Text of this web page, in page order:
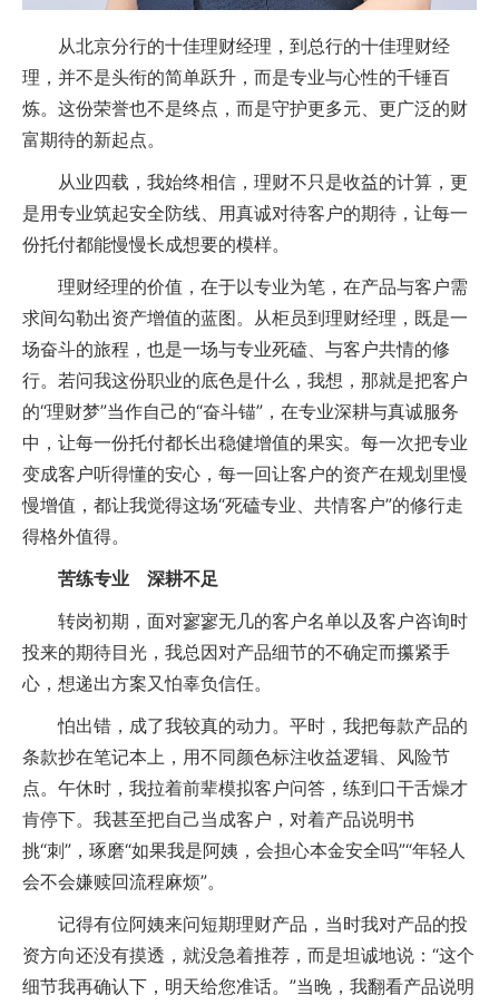
从北京分行的十佳理财经理，到总行的十佳理财经
理，并不是头衔的简单跃升，而是专业与心性的千锤百
炼。这份荣誉也不是终点，而是守护更多元、更广泛的财
富期待的新起点。
从业四载，我始终相信，理财不只是收益的计算，更
是用专业筑起安全防线、用真诚对待客户的期待，让每一
份托付都能慢慢长成想要的模样。
理财经理的价值，在于以专业为笔，在产品与客户需
求间勾勒出资产增值的蓝图。从柜员到理财经理，既是一
场奋斗的旅程，也是一场与专业死磕、与客户共情的修
行。若问我这份职业的底色是什么，我想，那就是把客户
的“理财梦”当作自己的“奋斗锚”，在专业深耕与真诚服务
中，让每一份托付都长出稳健增值的果实。每一次把专业
变成客户听得懂的安心，每一回让客户的资产在规划里慢
慢增值，都让我觉得这场“死磕专业、共情客户”的修行走
得格外值得。
苦练专业 深耕不足
转岗初期，面对寥寥无几的客户名单以及客户咨询时
投来的期待目光，我总因对产品细节的不确定而攥紧手
心，想递出方案又怕辜负信任。
怕出错，成了我较真的动力。平时，我把每款产品的
条款抄在笔记本上，用不同颜色标注收益逻辑、风险节
点。午休时，我拉着前辈模拟客户问答，练到口干舌燥才
肯停下。我甚至把自己当成客户，对着产品说明书
挑“刺”，琢磨“如果我是阿姨，会担心本金安全吗”“年轻人
会不会嫌赎回流程麻烦”。
记得有位阿姨来问短期理财产品，当时我对产品的投
资方向还没有摸透，就没急着推荐，而是坦诚地说：“这个
细节我再确认下，明天给您准话。”当晚，我翻看产品说明